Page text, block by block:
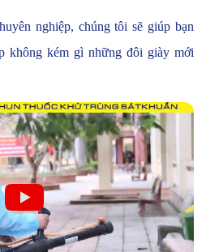
nghiệp, chúng tôi sẽ giúp bạn
không kém gì những đôi giày mới